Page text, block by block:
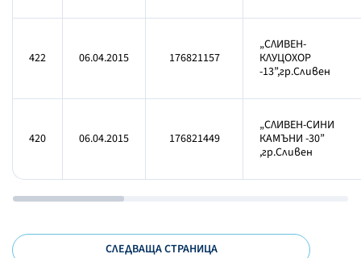
422 06.04.2015 176821157
„СЛИВЕН-
КЛУЦОХОР
-13”,гр.Сливен
420 06.04.2015 176821449
„СЛИВЕН-СИНИ
КАМЪНИ -30”
,гр.Сливен
СЛЕДВАЩА СТРАНИЦА